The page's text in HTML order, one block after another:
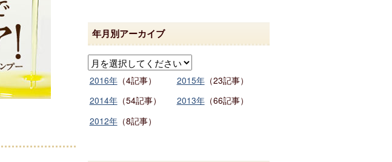
年月別アーカイブ
2016年（4記事） 2015年（23記事）
2014年（54記事） 2013年（66記事）
2012年（8記事）